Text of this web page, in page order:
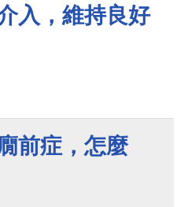
入，維持良好
前症，怎麼